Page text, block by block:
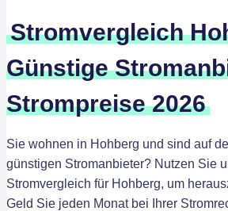
Stromvergleich
Günstige
Strompreise 2026
Sie wohnen in Hohberg und sind auf
günstigen Stromanbieter? Nutzen Sie
Stromvergleich für Hohberg, um
Geld Sie jeden Monat bei Ihrer